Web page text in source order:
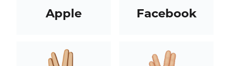
Apple Facebook